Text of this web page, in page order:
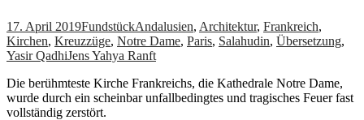
17. April 2019FundstückAndalusien, Architektur, Frankreich,
Kirchen, Kreuzzüge, Notre Dame, Paris, Salahudin, Übersetzung,
Yasir QadhiJens Yahya Ranft
Die berühmteste Kirche Frankreichs, die Kathedrale Notre Dame,
wurde durch ein scheinbar unfallbedingtes und tragisches Feuer fast
vollständig zerstört.